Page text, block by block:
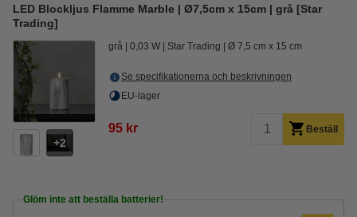
LED Blockljus Flamme Marble | Ø7,5cm x 15cm | grå [Star
Trading]
2
grå 0,03 W Star Trading Ø 7,5 cm x 15 cm
Se specifikationerna och beskrivningen
EU-lager
95 kr Beställ
Glöm inte att beställa batterier!